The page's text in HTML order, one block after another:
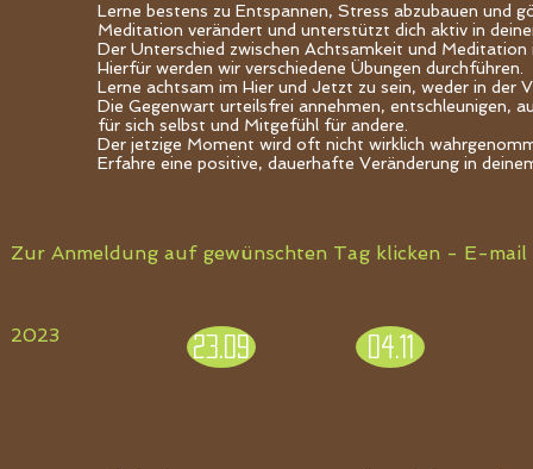
Lerne bestens zu Entspannen, Stress abzubauen und
Meditation verändert und unterstützt dich aktiv in
Der Unterschied zwischen Achtsamkeit und
Hierfür werden wir verschiedene Übungen durchführen.
Lerne achtsam im Hier und Jetzt zu sein, weder in
Die Gegenwart urteilsfrei annehmen, entschleunigen,
für sich selbst und Mitgefühl für andere.
Der jetzige Moment wird oft nicht wirklich
Erfahre eine positive, dauerhafte Veränderung in
Zur Anmeldung auf gewünschten Tag klicken - E-mail
2023 23.09 04.11